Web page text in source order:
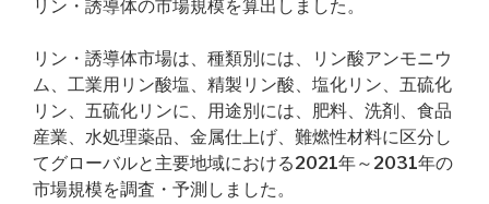
リン・誘導体の市場規模を算出しました。
リン・誘導体市場は、種類別には、リン酸アンモニウ
ム、工業用リン酸塩、精製リン酸、塩化リン、五硫化
リン、五硫化リンに、用途別には、肥料、洗剤、食品
産業、水処理薬品、金属仕上げ、難燃性材料に区分し
てグローバルと主要地域における2021年～2031年の
市場規模を調査・予測しました。